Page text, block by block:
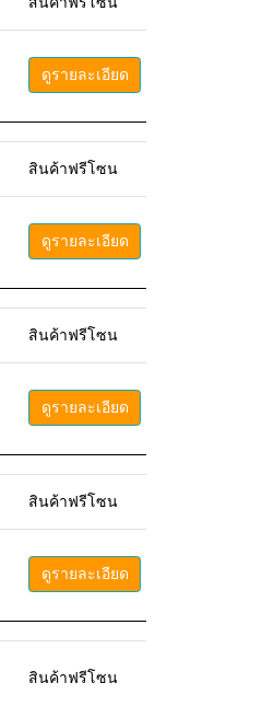
ดูรายละเอียด
สินค้าฟรีโซน
ดูรายละเอียด
สินค้าฟรีโซน
ดูรายละเอียด
สินค้าฟรีโซน
ดูรายละเอียด
สินค้าฟรีโซน